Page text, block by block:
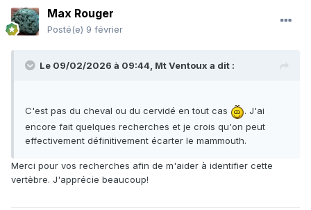
Max Rouger
Posté(e) 9 février
Le 09/02/2026 à 09:44, Mt Ventoux a dit :
C'est pas du cheval ou du cervidé en tout cas
. J'ai
encore fait quelques recherches et je crois qu'on peut
effectivement définitivement écarter le mammouth.
Merci pour vos recherches afin de m'aider à identifier cette
vertèbre. J'apprécie beaucoup!